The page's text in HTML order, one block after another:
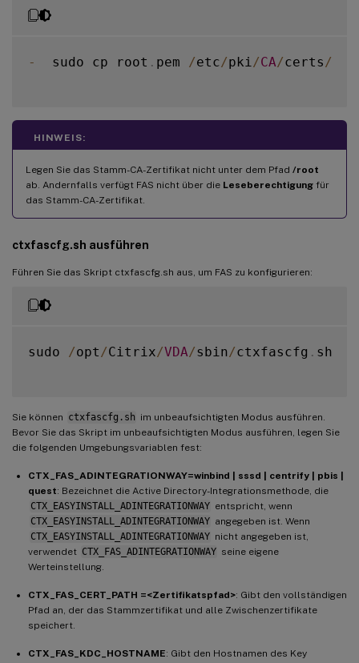
-
  sudo cp root
. pem /etc/pki /CA/certs /
HINWEIS:
Legen Sie das Stamm-CA-Zertifikat nicht unter dem Pfad /root
ab. Andernfalls verfügt FAS nicht über die Leseberechtigung für
das Stamm-CA-Zertifikat.
ctxfascfg.sh ausführen
Führen Sie das Skript ctxfascfg.sh aus, um FAS zu konfigurieren:
sudo /opt /Citrix/VDA/sbin/ctxfascfg . sh
Sie können ctxfascfg.sh im unbeaufsichtigten Modus ausführen.
Bevor Sie das Skript im unbeaufsichtigten Modus ausführen, legen Sie
die folgenden Umgebungsvariablen fest:
CTX_FAS_ADINTEGRATIONWAY=winbind | sssd | centrify | pbis |
quest: Bezeichnet die Active Directory-Integrationsmethode, die
CTX_EASYINSTALL_ADINTEGRATIONWAY entspricht, wenn
CTX_EASYINSTALL_ADINTEGRATIONWAY angegeben ist. Wenn
CTX_EASYINSTALL_ADINTEGRATIONWAY nicht angegeben ist,
verwendet CTX_FAS_ADINTEGRATIONWAY seine eigene
Werteinstellung.
CTX_FAS_CERT_PATH =<Zertifikatspfad>: Gibt den vollständigen
Pfad an, der das Stammzertifikat und alle Zwischenzertifikate
speichert.
CTX_FAS_KDC_HOSTNAME: Gibt den Hostnamen des Key